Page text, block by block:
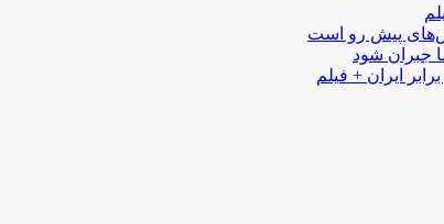
پیش رو است
جبران شود
ایران + فیلم